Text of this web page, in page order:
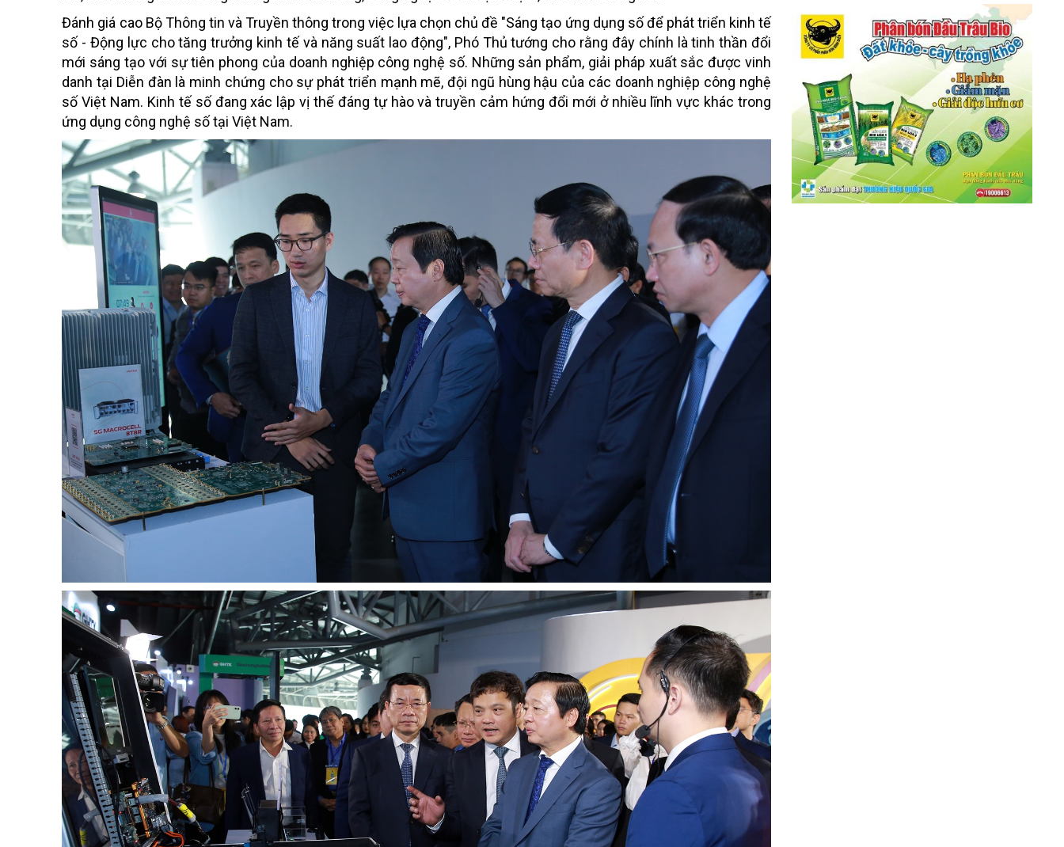
Đánh giá cao Bộ Thông tin và Truyền thông trong việc lựa chọn chủ đề "Sáng tạo ứng dụng số để phát triển kinh tế
số - Động lực cho tăng trưởng kinh tế và năng suất lao động", Phó Thủ tướng cho rằng đây chính là tinh thần đổi
mới sáng tạo với sự tiên phong của doanh nghiệp công nghệ số. Những sản phẩm, giải pháp xuất sắc được vinh
danh tại Diễn đàn là minh chứng cho sự phát triển mạnh mẽ, đội ngũ hùng hậu của các doanh nghiệp công nghệ
số Việt Nam. Kinh tế số đang xác lập vị thế đáng tự hào và truyền cảm hứng đổi mới ở nhiều lĩnh vực khác trong
ứng dụng công nghệ số tại Việt Nam.